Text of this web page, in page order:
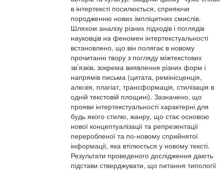
в інтертексті посилюється, сприяючи
породженню нових імпліцитних смислів.
Шляхом аналізу різних підходів і поглядів
науковців на феномен інтертекстуальності
встановлено, що він полягає в новому
прочитанні твору з погляду міжтекстових
зв’язків, зокрема виявлення різних форм і
напрямів письма (цитата, ремінісценція,
алюзія, плагіат, трансформація, стилізація в
одній текстовій площині). Зазначено, що
прояви інтертекстуальності характерні для
будь якого стилю, жанру, що стає основою
нової концептуалізації та репрезентації
переробленої та по-новому сприйнятої
інформації, яка втілюється у новому тексті.
Результати проведеного дослідження дають
підстави стверджувати, що питання типології